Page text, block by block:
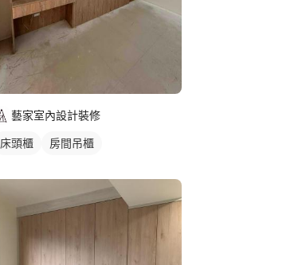
藝家室內設計裝修
床頭櫃 房間吊櫃